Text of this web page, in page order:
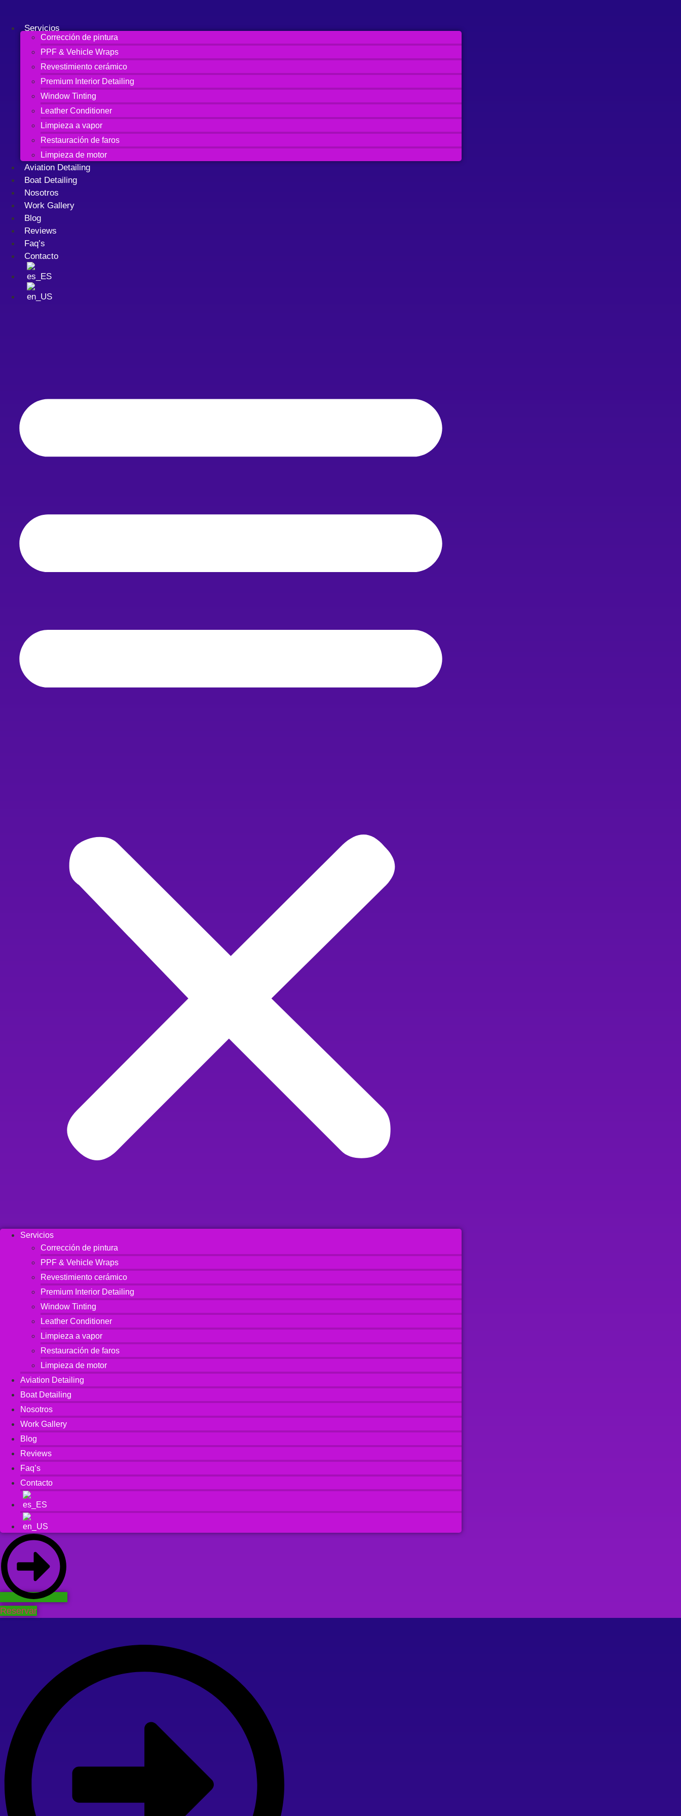
contenidoServicios
Corrección de pintura
PPF & Vehicle Wraps
Revestimiento cerámico
Premium Interior Detailing
Window Tinting
Leather Conditioner
Limpieza a vapor
Restauración de faros
Limpieza de motor
Aviation Detailing
Boat Detailing
Nosotros
Work Gallery
Blog
Reviews
Faq’s
Contacto
Servicios
Corrección de pintura
PPF & Vehicle Wraps
Revestimiento cerámico
Premium Interior Detailing
Window Tinting
Leather Conditioner
Limpieza a vapor
Restauración de faros
Limpieza de motor
Aviation Detailing
Boat Detailing
Nosotros
Work Gallery
Blog
Reviews
Faq’s
Contacto
Reservar